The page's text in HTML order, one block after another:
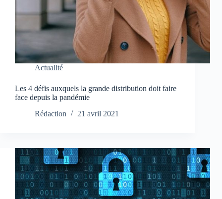
Actualité
Les 4 défis auxquels la grande distribution doit faire
face depuis la pandémie
Rédaction
21 avril 2021